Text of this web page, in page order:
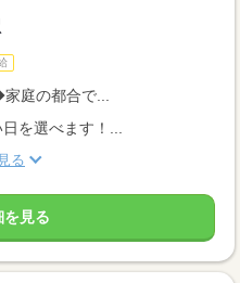
庭の都合で...
を選べます！...
る
を見る